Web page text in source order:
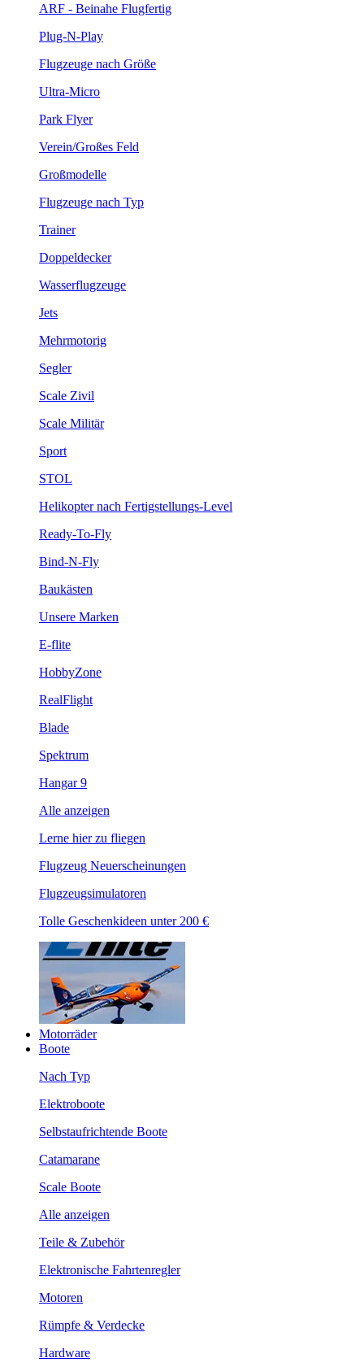
ARF - Beinahe Flugfertig
Plug-N-Play
Flugzeuge nach Größe
Ultra-Micro
Park Flyer
Verein/Großes Feld
Großmodelle
Flugzeuge nach Typ
Trainer
Doppeldecker
Wasserflugzeuge
Jets
Mehrmotorig
Segler
Scale Zivil
Scale Militär
Sport
STOL
Helikopter nach Fertigstellungs-Level
Ready-To-Fly
Bind-N-Fly
Baukästen
Unsere Marken
E-flite
HobbyZone
RealFlight
Blade
Spektrum
Hangar 9
Alle anzeigen
Lerne hier zu fliegen
Flugzeug Neuerscheinungen
Flugzeugsimulatoren
Tolle Geschenkideen unter 200 €
Motorräder
Boote
Nach Typ
Elektroboote
Selbstaufrichtende Boote
Catamarane
Scale Boote
Alle anzeigen
Teile & Zubehör
Elektronische Fahrtenregler
Motoren
Rümpfe & Verdecke
Hardware